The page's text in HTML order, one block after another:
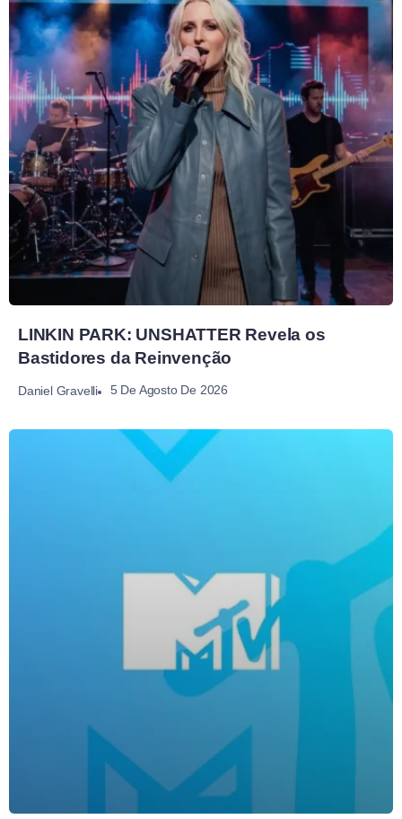
LINKIN PARK: UNSHATTER Revela os
Bastidores da Reinvenção
Daniel Gravelli 5 De Agosto De 2026